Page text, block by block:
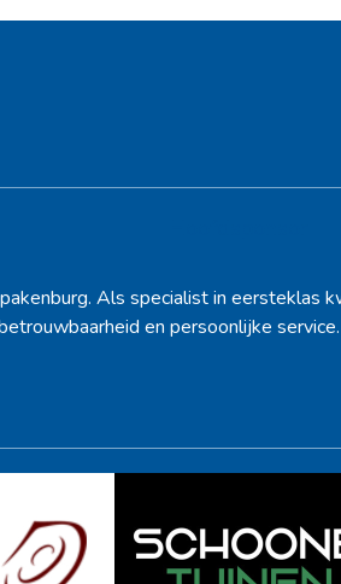
Als specialist in eersteklas
en persoonlijke